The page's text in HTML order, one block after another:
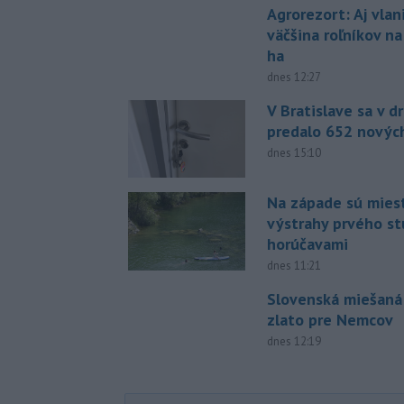
Agrorezort: Aj
väčšina roľníkov
ha
dnes 12:27
V Bratislave sa v
predalo 652
dnes 15:10
Na západe sú
výstrahy prvého
horúčavami
dnes 11:21
Slovenská
zlato pre Nemcov
dnes 12:19